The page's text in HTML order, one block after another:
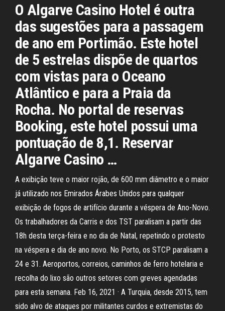
O Algarve Casino Hotel é outra
das sugestões para a passagem
de ano em Portimão. Este hotel
de 5 estrelas dispõe de quartos
com vistas para o Oceano
Atlântico e para a Praia da
Rocha. No portal de reservas
Booking, este hotel possui uma
pontuação de 8,1. Reservar
Algarve Casino …
A exibição teve o maior rojão, de 600 mm diâmetro e o maior
já utilizado nos Emirados Árabes Unidos para qualquer
exibição de fogos de artifício durante a véspera de Ano-Novo.
Os trabalhadores da Carris e dos TST paralisam a partir das
18h desta terça-feira e no dia de Natal, repetindo o protesto
na véspera e dia de ano novo. No Porto, os STCP paralisam a
24 e 31. Aeroportos, correios, caminhos de ferro hotelaria e
recolha do lixo são outros setores com greves agendadas
para esta semana. Feb 16, 2021 · A Turquia, desde 2015, tem
sido alvo de ataques por militantes curdos e extremistas do